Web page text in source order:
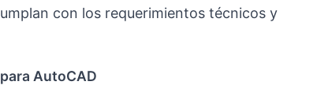
con los requerimientos técnicos y
AutoCAD